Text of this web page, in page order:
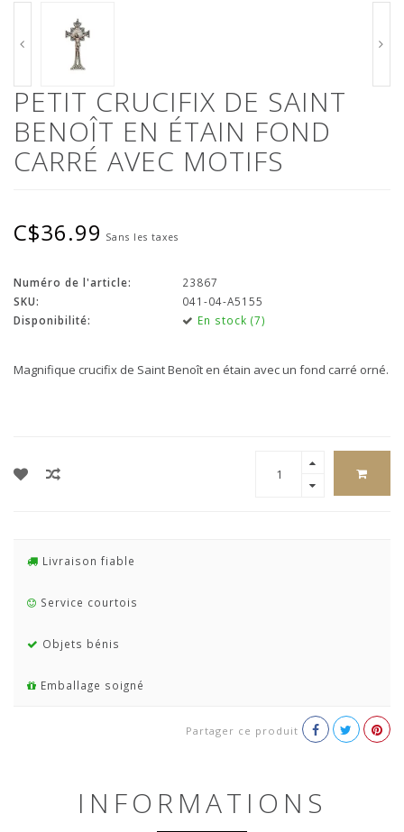
PETIT CRUCIFIX DE SAINT
BENOÎT EN ÉTAIN FOND
CARRÉ AVEC MOTIFS
C$36.99 Sans les taxes
Numéro de l'article:
23867
SKU:
041-04-A5155
Disponibilité:
En stock (7)
Magnifique crucifix de Saint Benoît en étain avec un fond carré orné.
Livraison fiable
Service courtois
Objets bénis
Emballage soigné
Partager ce produit
INFORMATIONS